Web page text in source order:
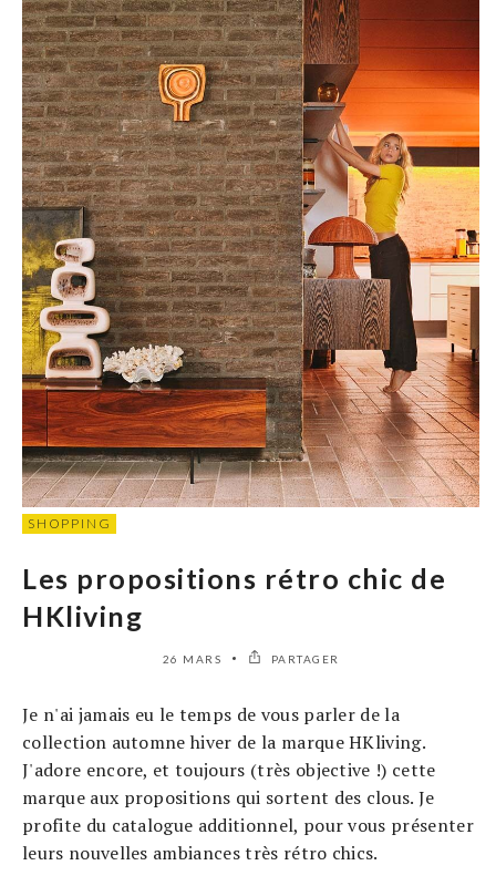
SHOPPING
Les propositions rétro chic de
HKliving
26 MARS PARTAGER
Je n'ai jamais eu le temps de vous parler de la
collection automne hiver de la marque HKliving.
J'adore encore, et toujours (très objective !) cette
marque aux propositions qui sortent des clous. Je
profite du catalogue additionnel, pour vous présenter
leurs nouvelles ambiances très rétro chics.